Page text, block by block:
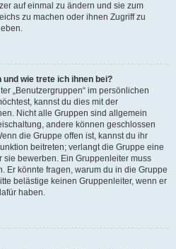
auf einmal zu ändern und sie zum
zu machen oder ihnen Zugriff zu
wie trete ich ihnen bei?
„Benutzergruppen“ im persönlichen
kannst du dies mit der
Nicht alle Gruppen sind allgemein
andere können geschlossen
die Gruppe offen ist, kannst du ihr
beitreten; verlangt die Gruppe eine
sie bewerben. Ein Gruppenleiter muss
Er könnte fragen, warum du in die Gruppe
belästige keinen Gruppenleiter, wenn er
haben.